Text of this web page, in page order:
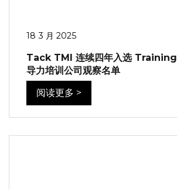
18 3 月 2025
Tack TMI 连续四年入选
导力培训公司观察名单
阅读更多 >